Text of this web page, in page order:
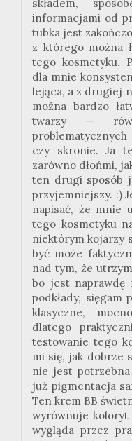
składem,
informacjami od
tubka jest
z którego można
tego kosmetyku.
dla mnie
lejąca, a z drugiej
można bardzo
twarzy —
czy skronie. Ja
zarówno dłońmi,
ten drugi sposób
przyjemniejszy. :)
napisać, że mnie
tego kosmetyku
niektórym kojarzy
być może
nad tym, że
bo jest naprawdę
podkłady,
klasyczne,
dlatego
testowanie tego
mi się, jak dobrze
nie jest
już pigmentacja
Ten krem BB
wyrównuje koloryt
wygląda przez